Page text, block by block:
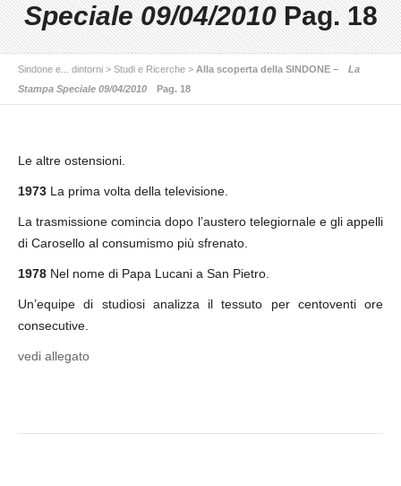
Speciale 09/04/2010Pag. 18
Sindone e... dintorni > Studi e Ricerche > Alla scoperta della SINDONE –
La
Stampa Speciale 09/04/2010
Pag. 18
Le altre ostensioni.
1973 La prima volta della televisione.
La trasmissione comincia dopo l’austero telegiornale e gli appelli
di Carosello al consumismo più sfrenato.
1978 Nel nome di Papa Lucani a San Pietro.
Un’equipe di studiosi analizza il tessuto per centoventi ore
consecutive.
vedi allegato